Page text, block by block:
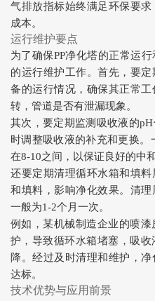
气排放指标始终满足环保要
成本。
运行维护要点
为了确保PP净化塔的正常运
的运行维护工作。首先，要
备的运行情况，确保其正常
转，管道是否有泄漏现象。
其次，要定期监测吸收液的
时调整吸收液的补充和更换
在8-10之间，以保证良好的中和
还要定期清理循环水箱和填
和填料，影响净化效果。清理
一般为1-2个月一次。
例如，某机械制造企业的喷漆
护，导致循环水箱堵塞，吸
降。经过及时清理和维护，
达标。
技术优势与应用前景